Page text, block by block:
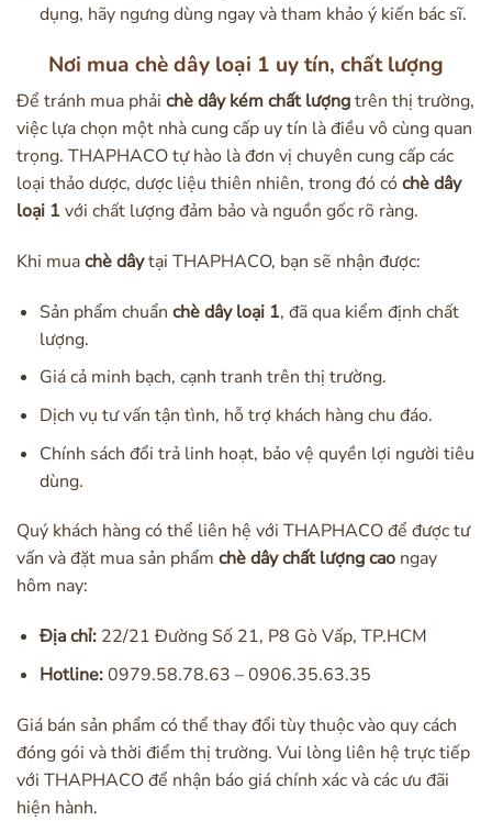
dụng, hãy ngưng dùng ngay và tham khảo ý kiến bác sĩ.
Nơi mua chè dây loại 1 uy tín, chất lượng
Để tránh mua phải chè dây kém chất lượngtrên thị trường,
việc lựa chọn một nhà cung cấp uy tín là điều vô cùng quan
trọng. THAPHACO tự hào là đơn vị chuyên cung cấp các
loại thảo dược, dược liệu thiên nhiên, trong đó cóchè dây
loại 1 với chất lượng đảm bảo và nguồn gốc rõ ràng.
Khi muachè dâytại THAPHACO, bạn sẽ nhận được:
Sản phẩm chuẩn chè dây loại 1, đã qua kiểm định chất
lượng.
Giá cả minh bạch, cạnh tranh trên thị trường.
Dịch vụ tư vấn tận tình, hỗ trợ khách hàng chu đáo.
Chính sách đổi trả linh hoạt, bảo vệ quyền lợi người tiêu
dùng.
Quý khách hàng có thể liên hệ với THAPHACO để được tư
vấn và đặt mua sản phẩm chè dây chất lượng cao ngay
hôm nay:
Địa chỉ:22/21 Đường Số 21, P8 Gò Vấp, TP.HCM
Hotline:0979.58.78.63 – 0906.35.63.35
Giá bán sản phẩm có thể thay đổi tùy thuộc vào quy cách
đóng gói và thời điểm thị trường. Vui lòng liên hệ trực tiếp
với THAPHACO để nhận báo giá chính xác và các ưu đãi
hiện hành.